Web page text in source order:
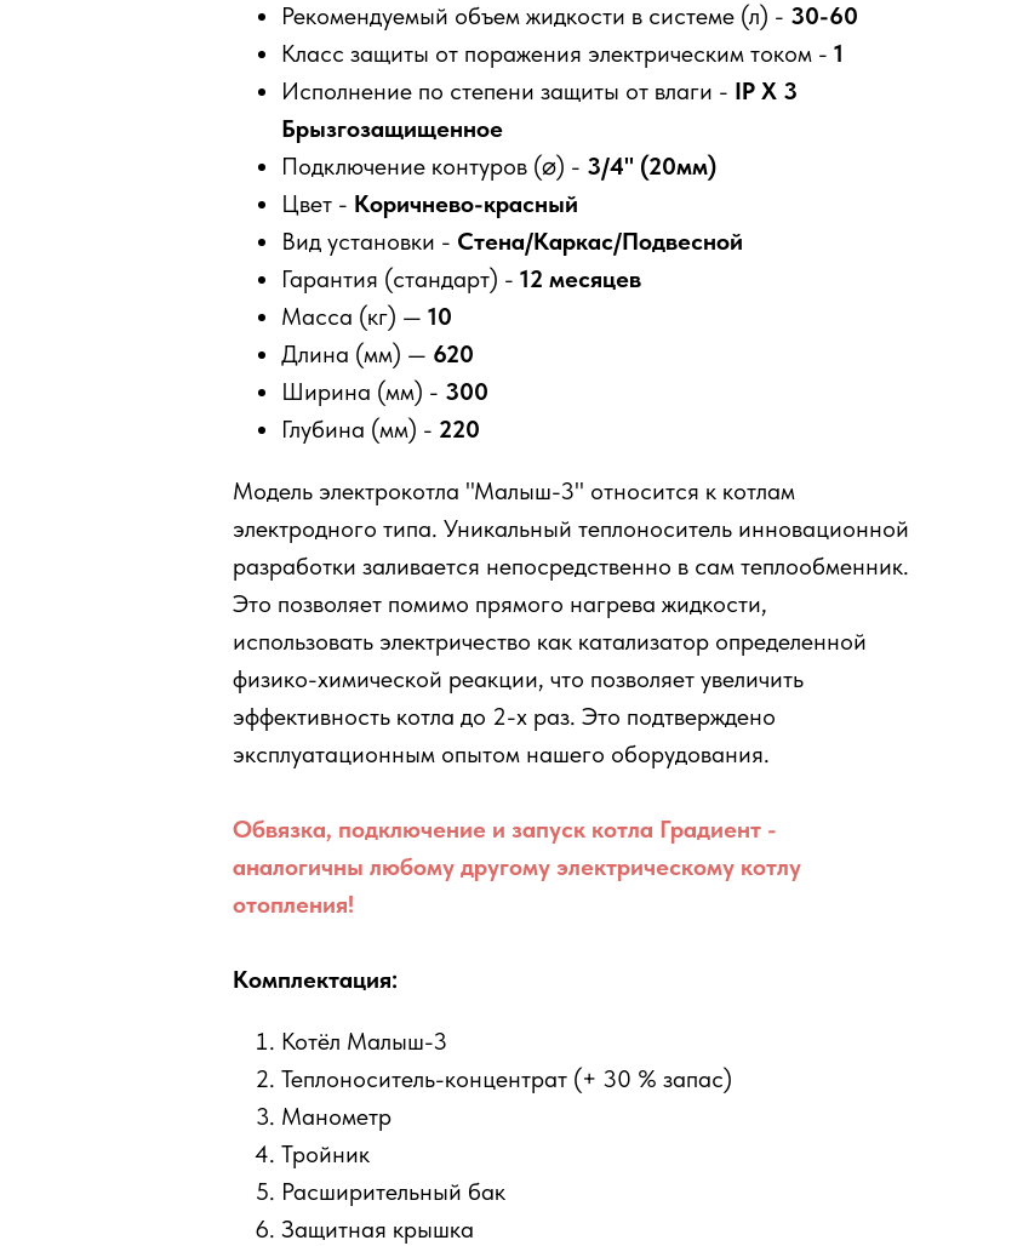
Рекомендуемый объем жидкости в системе (л) - 30-60
Класс защиты от поражения электрическим током - 1
Исполнение по степени защиты от влаги - IP X 3
Брызгозащищенное
Подключение контуров (⌀) - 3/4" (20мм)
Цвет - Коричнево-красный
Вид установки - Стена/Каркас/Подвесной
Гарантия (стандарт) - 12 месяцев
Масса (кг) — 10
Длина (мм) — 620
Ширина (мм) - 300
Глубина (мм) - 220
Модель электрокотла "Малыш-3" относится к котлам
электродного типа. Уникальный теплоноситель инновационной
разработки заливается непосредственно в сам теплообменник.
Это позволяет помимо прямого нагрева жидкости,
использовать электричество как катализатор определенной
физико-химической реакции, что позволяет увеличить
эффективность котла до 2-х раз. Это подтверждено
эксплуатационным опытом нашего оборудования.
Обвязка, подключение и запуск котла Градиент -
аналогичны любому другому электрическому котлу
отопления!
Комплектация:
Котёл Малыш-3
Теплоноситель-концентрат (+ 30 % запас)
Манометр
Тройник
Расширительный бак
Защитная крышка